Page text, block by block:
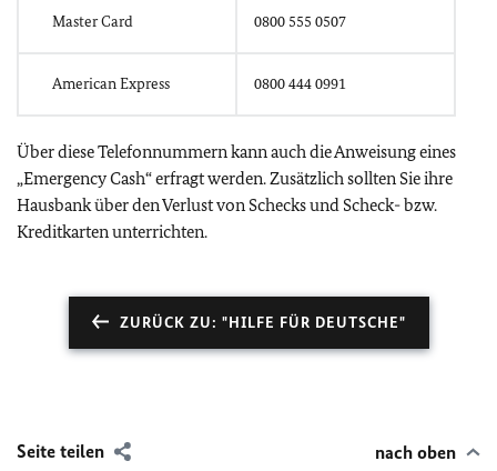
Master Card 0800 555 0507
American Express 0800 444 0991
Über diese Telefonnummern kann auch die Anweisung eines
„Emergency Cash“ erfragt werden. Zusätzlich sollten Sie ihre
Hausbank über den Verlust von Schecks und Scheck- bzw.
Kreditkarten unterrichten.
ZURÜCK ZU: "HILFE FÜR DEUTSCHE"
Seite teilen nach oben